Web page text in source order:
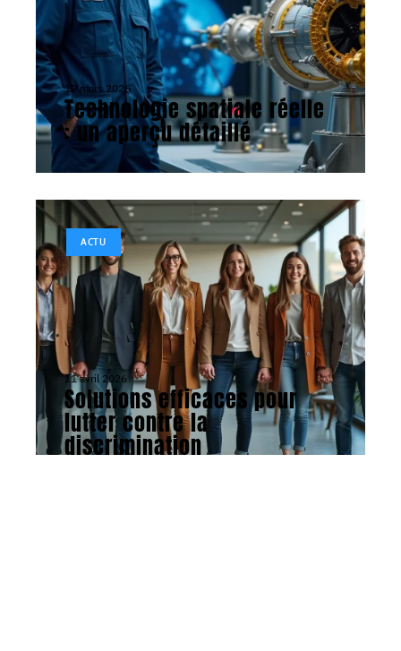
19 mars 2026
Technologie spatiale réelle
: un aperçu détaillé
ACTU
11 avril 2026
Solutions efficaces pour
lutter contre la
discrimination